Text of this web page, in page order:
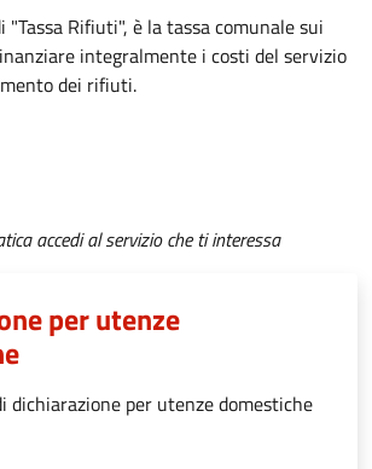
"Tassa Rifiuti", è la tassa comunale sui
integralmente i costi del servizio
dei rifiuti.
accedi al servizio che ti interessa
per utenze
dichiarazione per utenze domestiche